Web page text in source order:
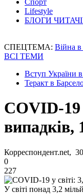
Спорт
Lifestyle
БЛОГИ
СПЕЦТЕМА: Війна в
ВСІ ТЕМИ
Вступ України
Теракт в
COVID-19
випадків,
Корреспондент.net,
0
227
У світі понад 3,2